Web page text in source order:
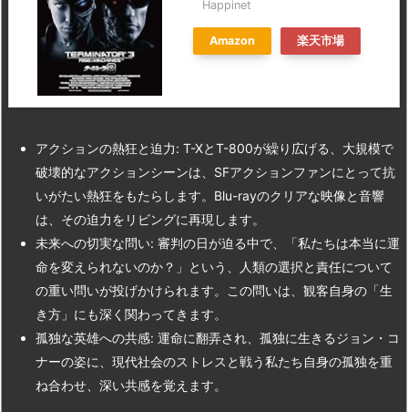
Happinet
Amazon 楽天市場
アクションの熱狂と迫力: T-XとT-800が繰り広げる、大規模で
破壊的なアクションシーンは、SFアクションファンにとって抗
いがたい熱狂をもたらします。Blu-rayのクリアな映像と音響
は、その迫力をリビングに再現します。
未来への切実な問い: 審判の日が迫る中で、「私たちは本当に運
命を変えられないのか？」という、人類の選択と責任について
の重い問いが投げかけられます。この問いは、観客自身の「生
き方」にも深く関わってきます。
孤独な英雄への共感: 運命に翻弄され、孤独に生きるジョン・コ
ナーの姿に、現代社会のストレスと戦う私たち自身の孤独を重
ね合わせ、深い共感を覚えます。